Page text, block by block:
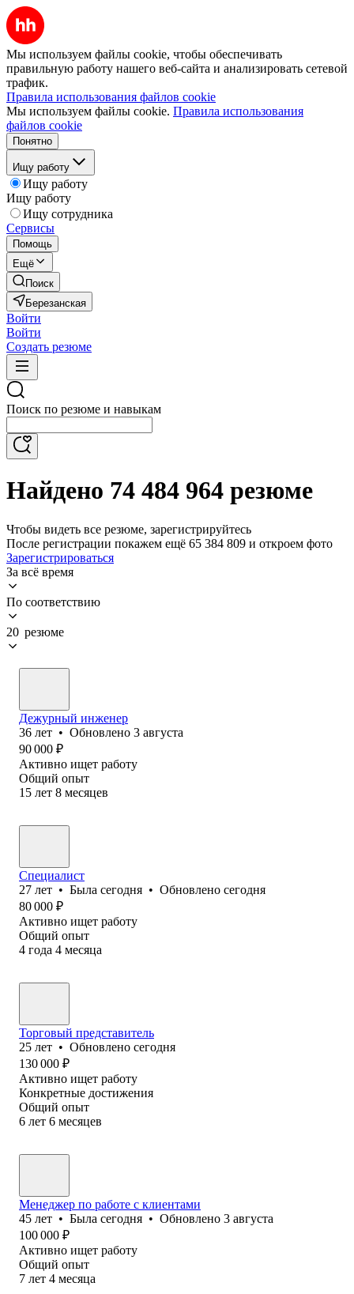
Мы используем файлы cookie, чтобы обеспечивать
правильную работу нашего веб-сайта и анализировать сетевой
трафик.
Правила использования файлов cookie
Мы используем файлы cookie. Правила использования
файлов cookie
Понятно
Ищу работу
Ищу работу
Ищу работу
Ищу сотрудника
Сервисы
Помощь
Ещё
Поиск
Березанская
Войти
Войти
Создать резюме
Поиск по резюме и навыкам
Найдено 74 484 964 резюме
Чтобы видеть все резюме, зарегистрируйтесь
После регистрации покажем ещё 65 384 809 и откроем фото
Зарегистрироваться
За всё время
По соответствию
20 резюме
Дежурный инженер
36 лет • Обновлено 3 августа
90 000 ₽
Активно ищет работу
Общий опыт
15 лет 8 месяцев
Специалист
27 лет • Была сегодня • Обновлено сегодня
80 000 ₽
Активно ищет работу
Общий опыт
4 года 4 месяца
Торговый представитель
25 лет • Обновлено сегодня
130 000 ₽
Активно ищет работу
Конкретные достижения
Общий опыт
6 лет 6 месяцев
Менеджер по работе с клиентами
45 лет • Была сегодня • Обновлено 3 августа
100 000 ₽
Активно ищет работу
Общий опыт
7 лет 4 месяца